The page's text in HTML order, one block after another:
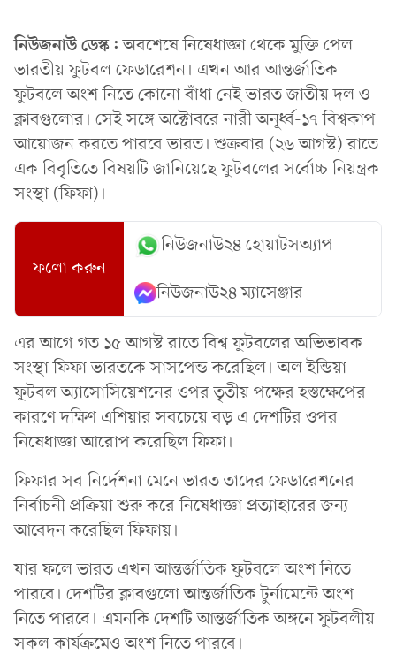
নিউজনাউ ডেস্ক:অবশেষে নিষেধাজ্ঞা থেকে মুক্তি পেল
ভারতীয় ফুটবল ফেডারেশন। এখন আর আন্তর্জাতিক
ফুটবলে অংশ নিতে কোনো বাঁধা নেই ভারত জাতীয় দল ও
ক্লাবগুলোর। সেই সঙ্গে অক্টোবরে নারী অনূর্ধ্ব-১৭ বিশ্বকাপ
আয়োজন করতে পারবে ভারত। শুক্রবার (২৬ আগস্ট) রাতে
এক বিবৃতিতে বিষয়টি জানিয়েছে ফুটবলের সর্বোচ্চ নিয়ন্ত্রক
সংস্থা (ফিফা)।
ফলো করুন
নিউজনাউ২৪ হোয়াটসঅ্যাপ
নিউজনাউ২৪ ম্যাসেঞ্জার
এর আগে গত ১৫ আগস্ট রাতে বিশ্ব ফুটবলের অভিভাবক
সংস্থা ফিফা ভারতকে সাসপেন্ড করেছিল। অল ইন্ডিয়া
ফুটবল অ্যাসোসিয়েশনের ওপর তৃতীয় পক্ষের হস্তক্ষেপের
কারণে দক্ষিণ এশিয়ার সবচেয়ে বড় এ দেশটির ওপর
নিষেধাজ্ঞা আরোপ করেছিল ফিফা।
ফিফার সব নির্দেশনা মেনে ভারত তাদের ফেডারেশনের
নির্বাচনী প্রক্রিয়া শুরু করে নিষেধাজ্ঞা প্রত্যাহারের জন্য
আবেদন করেছিল ফিফায়।
যার ফলে ভারত এখন আন্তর্জাতিক ফুটবলে অংশ নিতে
পারবে। দেশটির ক্লাবগুলো আন্তর্জাতিক টুর্নামেন্টে অংশ
নিতে পারবে। এমনকি দেশটি আন্তর্জাতিক অঙ্গনে ফুটবলীয়
সকল কার্যক্রমেও অংশ নিতে পারবে।